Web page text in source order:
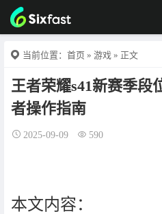
当前位置： 首页 » 游戏 » 正文
王者荣耀s41新赛季段
者操作指南
2025-09-09 590
本文内容：